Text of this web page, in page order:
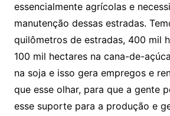
essencialmente agrícolas e
manutenção dessas estradas.
quilômetros de estradas, 400 mil
100 mil hectares na cana-de-
na soja e isso gera empregos e
que esse olhar, para que a gente
esse suporte para a produção e